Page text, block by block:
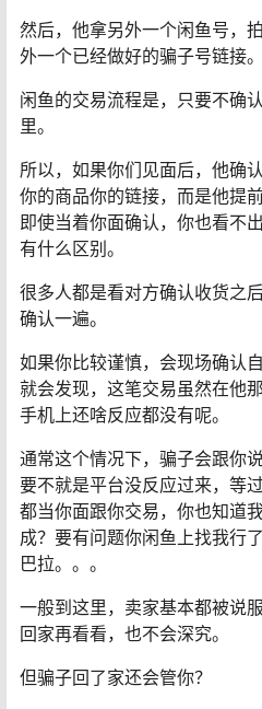
然后，他拿另外一个闲鱼号，
外一个已经做好的骗子号链接。
闲鱼的交易流程是，只要不确
里。
所以，如果你们见面后，他确
你的商品你的链接，而是他提
即使当着你面确认，你也看不
有什么区别。
很多人都是看对方确认收货之
确认一遍。
如果你比较谨慎，会现场确认
就会发现，这笔交易虽然在他
手机上还啥反应都没有呢。
通常这个情况下，骗子会跟你
要不就是平台没反应过来，等
都当你面跟你交易，你也知道
成？要有问题你闲鱼上找我行
巴拉。。。
一般到这里，卖家基本都被说
回家再看看，也不会深究。
但骗子回了家还会管你？